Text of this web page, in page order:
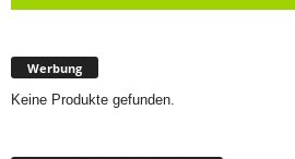
Werbung
Keine Produkte gefunden.